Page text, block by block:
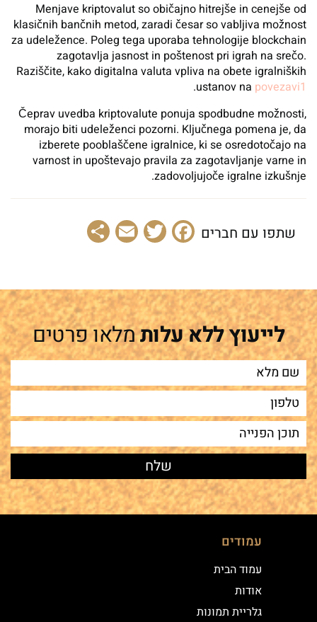
Menjave kriptovalut so običajno hitrejše in cenejše od
klasičnih bančnih metod, zaradi česar so vabljiva možnost
za udeležence. Poleg tega uporaba tehnologije blockchain
zagotavlja jasnost in poštenost pri igrah na srečo.
Raziščite, kako digitalna valuta vpliva na obete igralniških
ustanov na povezavi1
.
Čeprav uvedba kriptovalute ponuja spodbudne možnosti,
morajo biti udeleženci pozorni. Ključnega pomena je, da
izberete pooblaščene igralnice, ki se osredotočajo na
varnost in upoštevajo pravila za zagotavljanje varne in
zadovoljujoče igralne izkušnje.
שתפו עם חברים Facebook
Twitter
Email
לייעוץ ללא עלותמלאו פרטים
עמודים
עמוד הבית
אודות
גלריית תמונות